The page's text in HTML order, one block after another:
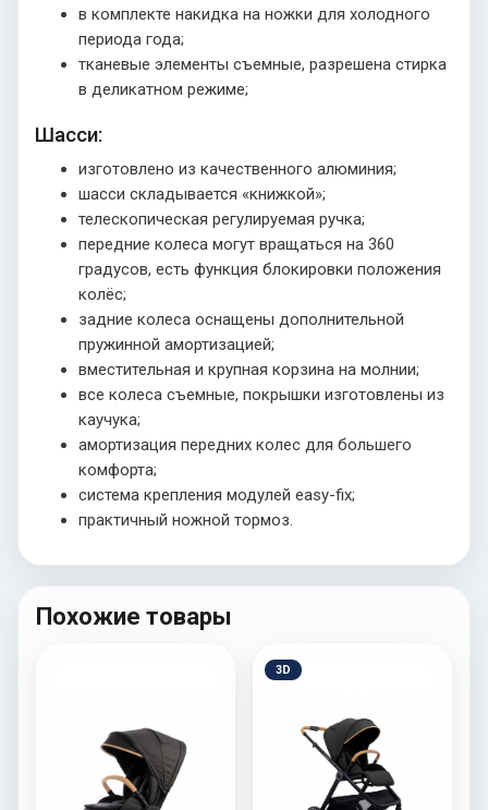
в комплекте накидка на ножки для холодного
периода года;
тканевые элементы съемные, разрешена стирка
в деликатном режиме;
Шасси:
изготовлено из качественного алюминия;
шасси складывается «книжкой»;
телескопическая регулируемая ручка;
передние колеса могут вращаться на 360
градусов, есть функция блокировки положения
колёс;
задние колеса оснащены дополнительной
пружинной амортизацией;
вместительная и крупная корзина на молнии;
все колеса съемные, покрышки изготовлены из
каучука;
амортизация передних колес для большего
комфорта;
система крепления модулей easy-fix;
практичный ножной тормоз.
Похожие товары
3D